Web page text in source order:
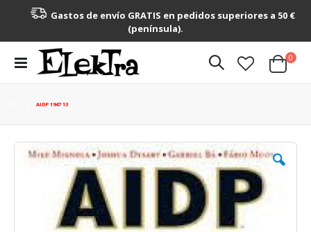
Gastos de envío GRATIS en pedidos superiores a 50 €
(península).
Toggle
Nav
Cart
0
AIDP 1947 13
Saltar